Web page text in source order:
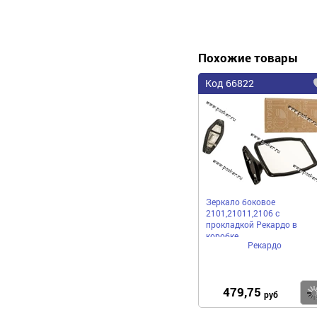
Похожие товары
Код 66822
Зеркало боковое
2101,21011,2106 с
прокладкой Рекардо в
коробке
Рекардо
479,75 руб